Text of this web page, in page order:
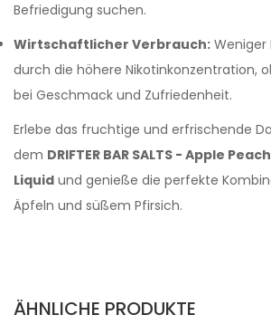
Befriedigung suchen.
Wirtschaftlicher Verbrauch: Weniger
durch die höhere Nikotinkonzentration,
bei Geschmack und Zufriedenheit.
Erlebe das fruchtige und erfrischende
dem DRIFTER BAR SALTS - Apple
Liquid und genieße die perfekte
Äpfeln und süßem Pfirsich.
ÄHNLICHE PRODUKTE